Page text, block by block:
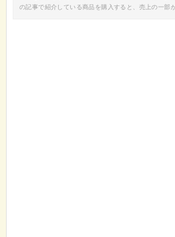
の記事で紹介している商品を購入すると、売上の一部